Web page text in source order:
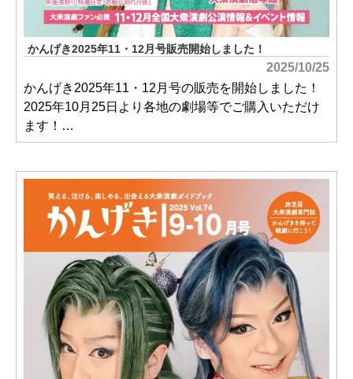
かんげき2025年11・12月号販売開始しました！
2025/10/25
かんげき2025年11・12月号の販売を開始しました！
2025年10月25日より各地の劇場等でご購入いただけ
ます！…